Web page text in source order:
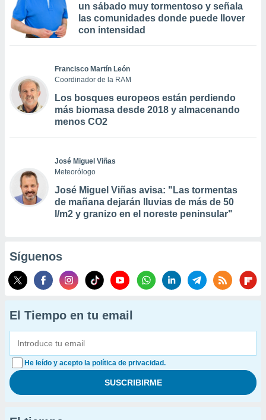
un sábado muy tormentoso y señala
las comunidades donde puede llover
con intensidad
Francisco Martín León
Coordinador de la RAM
Los bosques europeos están perdiendo
más biomasa desde 2018 y almacenando
menos CO2
José Miguel Viñas
Meteorólogo
José Miguel Viñas avisa: "Las tormentas
de mañana dejarán lluvias de más de 50
l/m2 y granizo en el noreste peninsular"
Síguenos
El Tiempo en tu email
He leído y acepto la política de privacidad.